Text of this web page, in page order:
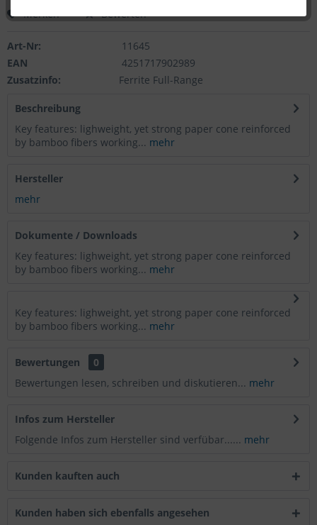
Merken Bewerten
Art-Nr:
11645
EAN
4251717902989
Zusatzinfo:
Ferrite Full-Range
Beschreibung
Key features: lighweight, yet strong paper cone reinforced
by bamboo fibers working... mehr
Hersteller
mehr
Dokumente / Downloads
Key features: lighweight, yet strong paper cone reinforced
by bamboo fibers working... mehr
Key features: lighweight, yet strong paper cone reinforced
by bamboo fibers working... mehr
Bewertungen
0
Bewertungen lesen, schreiben und diskutieren... mehr
Infos zum Hersteller
Folgende Infos zum Hersteller sind verfübar...... mehr
Kunden kauften auch
Kunden haben sich ebenfalls angesehen